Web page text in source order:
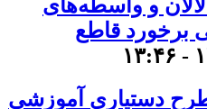
و واسطه‌های
قاطع
دستیاری آموزشی